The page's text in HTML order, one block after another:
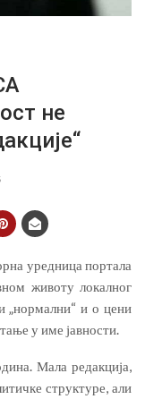
не
уредница портала
животу локалног
„нормални“ и о цени
у име јавности.
Мала редакција,
структуре, али